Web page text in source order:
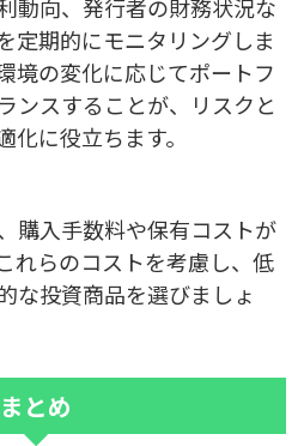
動向、発行者の財務状況な
定期的にモニタリングしま
境の変化に応じてポートフ
ンスすることが、リスクと
化に役立ちます。
購入手数料や保有コストが
れらのコストを考慮し、低
な投資商品を選びましょ
まとめ